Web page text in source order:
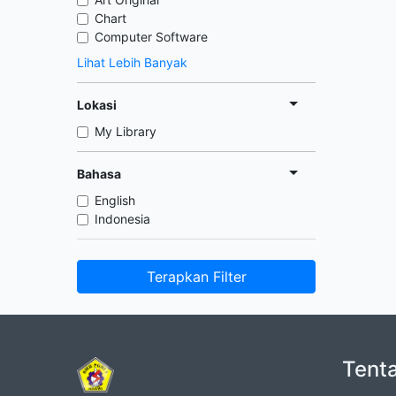
Chart
Computer Software
Lihat Lebih Banyak
Lokasi
My Library
Bahasa
English
Indonesia
Terapkan Filter